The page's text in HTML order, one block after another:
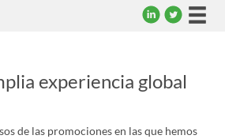
experiencia global
de las promociones en las que hemos